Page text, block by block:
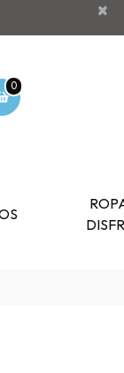
×
0